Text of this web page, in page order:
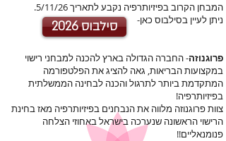
המבחן הקרוב בפיזיותרפיה נקבע לתאריך 5/11/26.
ניתן לעיין בסילבוס כאן-
פרוגנוזה- החברה הגדולה בארץ להכנה למבחני רישוי
במקצועות הבריאות, גאה להציג את הפלטפורמה
המתקדמת ביותר לתרגול והכנה לבחינה הממשלתית
בפיזיותרפיה!
צוות פרוגנוזה מלווה את הנבחנים בפיזיותרפיה מאז בחינת
הרישוי הראשונה שנערכה בישראלבאחוזי הצלחה
פנומנאליים!!
סילבוס 2026